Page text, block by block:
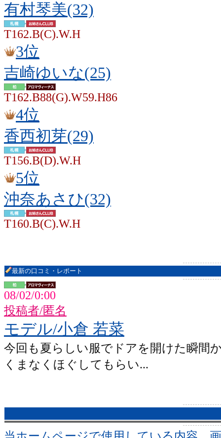
有村琴美(32)
T162.B(C).W.H
3位
吉崎ゆいな(25)
T162.B88(G).W59.H86
4位
香西初芽(29)
T156.B(D).W.H
5位
沖奈あさひ(32)
T160.B(C).W.H
最新の口コミ・レポート
08/02/0:00
投稿者/匿名
モデル/小倉 若菜
今回も夏らしい服でドアを開けた瞬間
くまなくほぐしてもらい...